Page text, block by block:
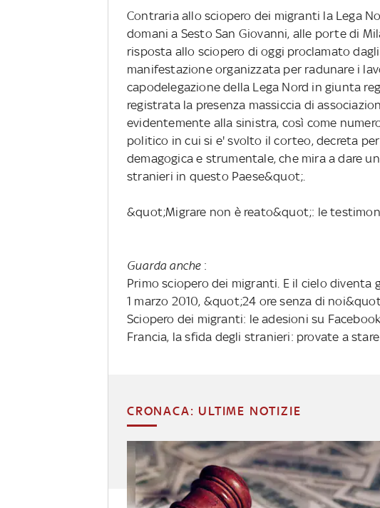
Contraria allo sciopero dei migranti la Lega
domani a Sesto San Giovanni, alle porte di
risposta allo sciopero di oggi proclamato
manifestazione organizzata per radunare i
capodelegazione della Lega Nord in giunta
registrata la presenza massiccia di
evidentemente alla sinistra, così come
politico in cui si e' svolto il corteo, decreta
demagogica e strumentale, che mira a dare
stranieri in questo Paese&quot;.
&quot;Migrare non è reato&quot;: le
Guarda anche :
Primo sciopero dei migranti. E il cielo diventa
1 marzo 2010, &quot;24 ore senza di
Sciopero dei migranti: le adesioni su Facebook
Francia, la sfida degli stranieri: provate a
CRONACA: ULTIME NOTIZIE